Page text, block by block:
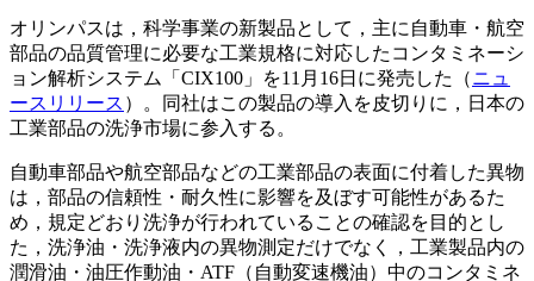
オリンパスは，科学事業の新製品として，主に自動車・航空
部品の品質管理に必要な工業規格に対応したコンタミネーシ
ョン解析システム「CIX100」を11月16日に発売した（ニュ
ースリリース ）。同社はこの製品の導入を皮切りに，日本の
工業部品の洗浄市場に参入する。
自動車部品や航空部品などの工業部品の表面に付着した異物
は，部品の信頼性・耐久性に影響を及ぼす可能性があるた
め，規定どおり洗浄が行われていることの確認を目的とし
た，洗浄油・洗浄液内の異物測定だけでなく，工業製品内の
潤滑油・油圧作動油・ATF（自動変速機油）中のコンタミネ